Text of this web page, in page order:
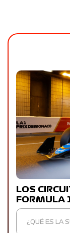
LOS
FORMULA
¿QUÉ ES LA